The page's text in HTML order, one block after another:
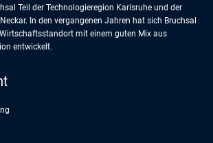
Teil der Technologieregion Karlsruhe und der
In den vergangenen Jahren hat sich Bruchsal
mit einem guten Mix aus
entwickelt.